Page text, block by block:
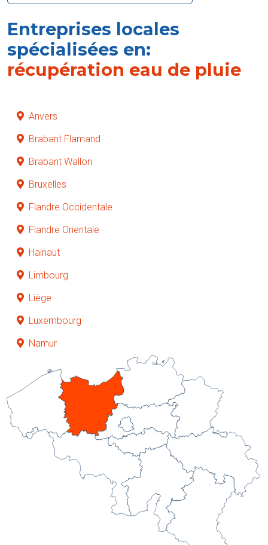
Entreprises locales
spécialisées en:
récupération eau de pluie
Anvers
Brabant Flamand
Brabant Wallon
Bruxelles
Flandre Occidentale
Flandre Orientale
Hainaut
Limbourg
Liège
Luxembourg
Namur